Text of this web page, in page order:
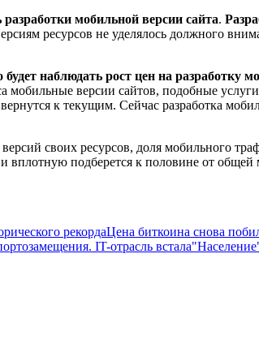
мобильной версии сайта.
ресурсов не уделялось должного
наблюдать рост цен на разработку
мобильные версии сайтов, подобные
к текущим. Сейчас разработка
своих ресурсов, доля мобильного
вплотную подберется к половине от общей
рекордаЦена биткоина снова
IT-отрасль встала